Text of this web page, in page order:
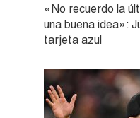
«No recuerdo la
una buena idea»:
tarjeta azul